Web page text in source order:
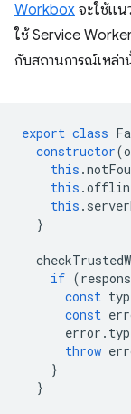
Workbox จะใช้แน
ใช้ Service
กับสถานการณ์เหล่า
export class
constructor(
this .
this .
this .
}
if (
const
const
error .
throw
}
}